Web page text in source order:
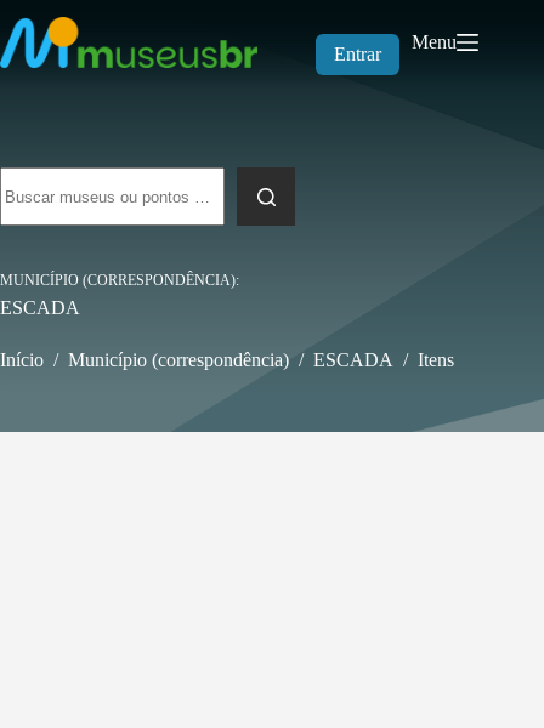
para
o
conteúdo
Entrar
Menu
resultados
MUNICÍPIO (CORRESPONDÊNCIA)
ESCADA
Início / Município (correspondência) / ESCADA / Itens